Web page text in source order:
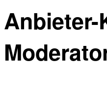
Anbieter-